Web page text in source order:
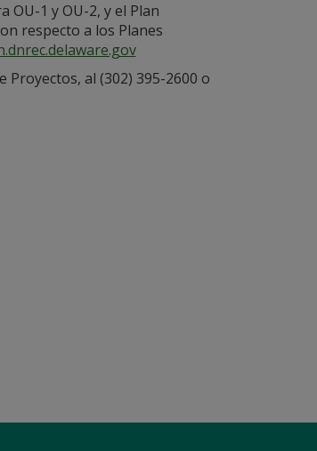
OU-1 y OU-2, y el Plan
respecto a los Planes
al (302) 395-2600 o